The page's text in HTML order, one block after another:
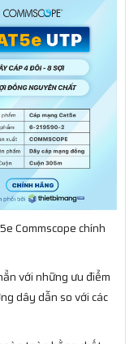
Commscope chính
với những ưu điểm
dây dẫn so với các